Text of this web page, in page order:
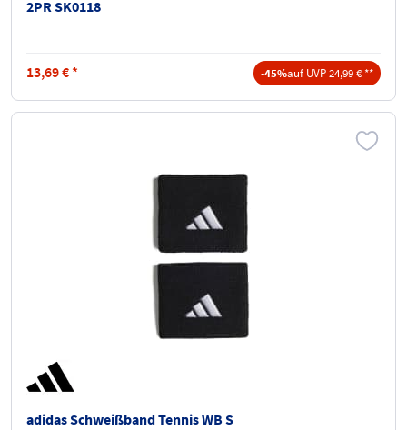
2PR SK0118
13,69€ * -45%auf UVP 24,99 € **
adidas Schweißband Tennis WB S